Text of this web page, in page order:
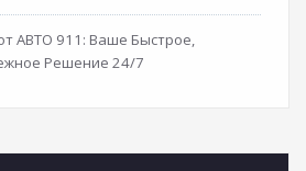
АВТО 911: Ваше Быстрое,
Решение 24/7